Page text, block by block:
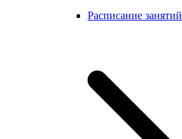
Расписание занятий